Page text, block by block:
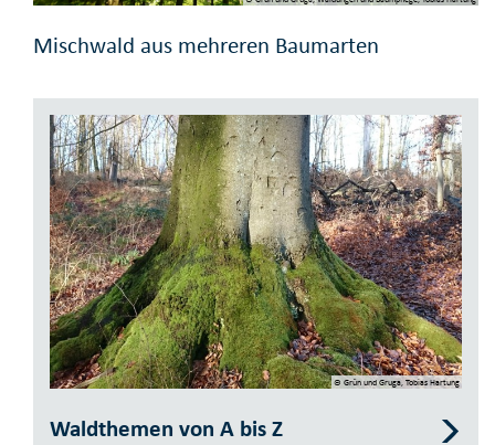
Mischwald aus mehreren Baumarten
© Grün und Gruga, Tobias Hartung
Waldthemen von A bis Z